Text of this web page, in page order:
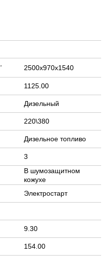
2500х970х1540
1125.00
Дизельный
220\380
Дизельное топливо
3
В шумозащитном
кожухе
Электростарт
9.30
154.00